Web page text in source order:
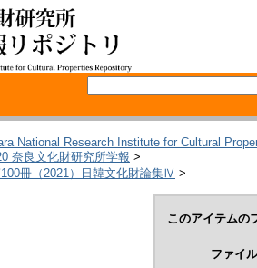
National Research Institute for Cultural
奈良文化財研究所学報 >
冊（2021）日韓文化財論集Ⅳ >
このアイテムの
ファイル